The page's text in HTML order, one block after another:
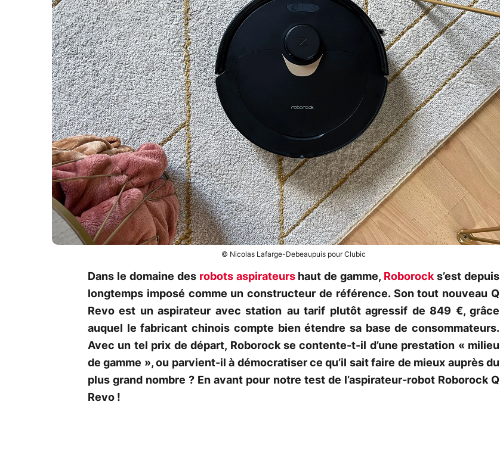
© Nicolas Lafarge-Debeaupuis pour Clubic
Dans le domaine des robots aspirateurshaut de gamme, Roborocks’est depuis
longtemps imposé comme un constructeur de référence. Son tout nouveau Q
Revo est un aspirateur avec station au tarif plutôt agressif de 849 €, grâce
auquel le fabricant chinois compte bien étendre sa base de consommateurs.
Avec un tel prix de départ, Roborock se contente-t-il d’une prestation « milieu
de gamme », ou parvient-il à démocratiser ce qu’il sait faire de mieux auprès du
plus grand nombre ? En avant pour notre test de l’aspirateur-robot Roborock Q
Revo !